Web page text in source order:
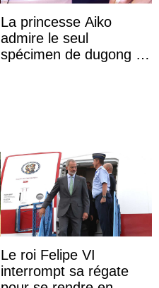
La princesse Aiko
admire le seul
spécimen de dugong en
Le roi Felipe VI
interrompt sa régate